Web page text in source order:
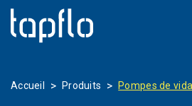
Accueil > Produits > Pompes de